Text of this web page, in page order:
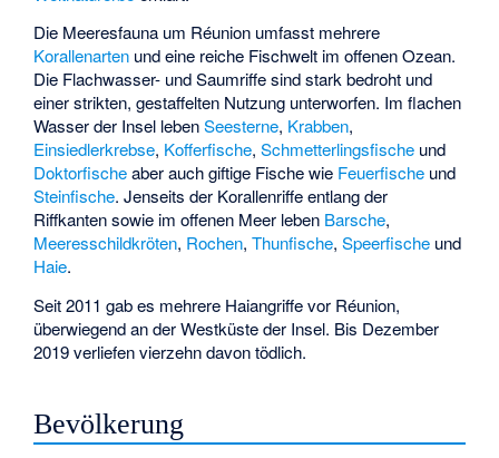
Die Meeresfauna um Réunion umfasst mehrere
Korallenarten und eine reiche Fischwelt im offenen Ozean.
Die Flachwasser- und Saumriffe sind stark bedroht und
einer strikten, gestaffelten Nutzung unterworfen. Im flachen
Wasser der Insel lebenSeesterne, Krabben,
Einsiedlerkrebse, Kofferfische,Schmetterlingsfische und
Doktorfischeaber auch giftige Fische wie Feuerfische und
Steinfische. Jenseits der Korallenriffe entlang der
Riffkanten sowie im offenen Meer leben Barsche,
Meeresschildkröten, Rochen,Thunfische,Speerfische und
Haie.
Seit 2011 gab es mehrere Haiangriffe vor Réunion,
überwiegend an der Westküste der Insel. Bis Dezember
2019 verliefen vierzehn davon tödlich.
Bevölkerung